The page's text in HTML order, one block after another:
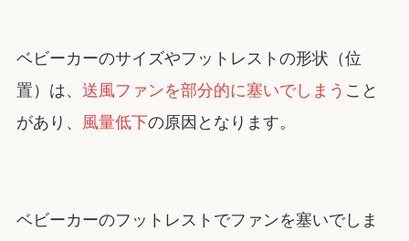
ベビーカーのサイズやフットレストの形状（位
置）は、 送風ファンを部分的に塞いでしまう こと
があり、 風量低下の原因となります。
ベビーカーのフットレストでファンを塞いでしま